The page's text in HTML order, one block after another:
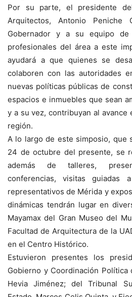
Por su parte, el presidente
Arquitectos, Antonio Peniche
Gobernador y a su equipo
profesionales del área a este
ayudará a que quienes se
colaboren con las autoridades
nuevas políticas públicas de
espacios e inmuebles que sean
y a su vez, contribuyan al avance
región.
A lo largo de este simposio, que
24 de octubre del presente, se
además de talleres,
conferencias, visitas guiadas
representativos de Mérida y
dinámicas tendrán lugar en
Mayamax del Gran Museo del
Facultad de Arquitectura de la
en el Centro Histórico.
Estuvieron presentes los
Gobierno y Coordinación Política
Hevia Jiménez; del Tribunal